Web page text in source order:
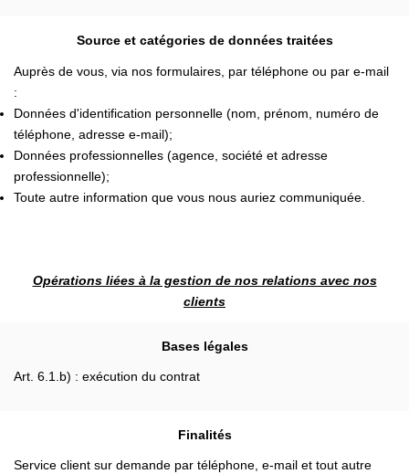
Source et catégories de données traitées
Auprès de vous, via nos formulaires, par téléphone ou par e-mail
:
Données d'identification personnelle (nom, prénom, numéro de
téléphone, adresse e-mail);
Données professionnelles (agence, société et adresse
professionnelle);
Toute autre information que vous nous auriez communiquée.
Opérations liées à la gestion de nos relations avec nos
clients
Bases légales
Art. 6.1.b) : exécution du contrat
Finalités
Service client sur demande par téléphone, e-mail et tout autre